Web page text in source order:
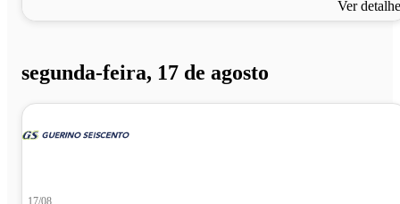
Ver
segunda-feira, 17 de agosto
17/08